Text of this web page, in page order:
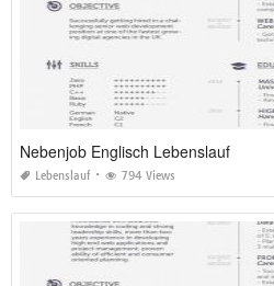
Nebenjob Englisch Lebenslauf
Lebenslauf 794 Views